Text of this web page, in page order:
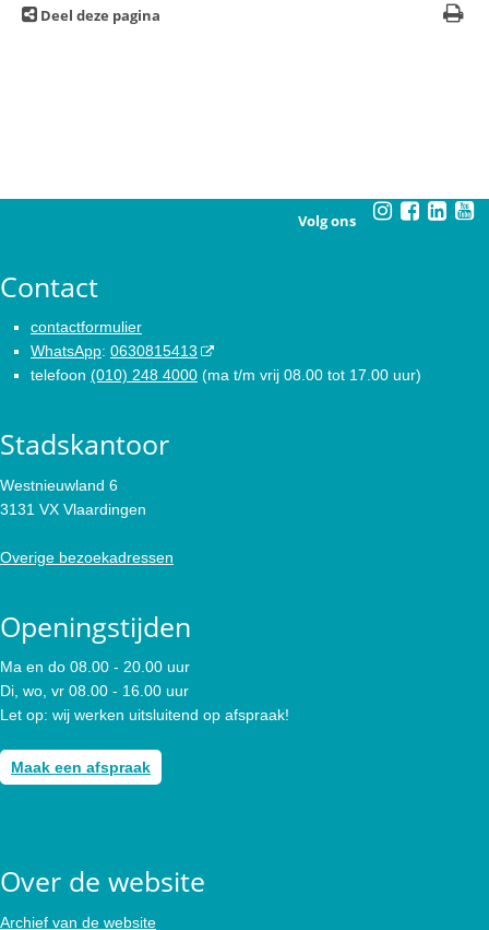
Deel deze pagina
Volg ons
Contact
contactformulier
WhatsApp: 0630815413
telefoon (010) 248 4000 (ma t/m vrij 08.00 tot 17.00 uur)
Stadskantoor
Westnieuwland 6
3131 VX Vlaardingen
Overige bezoekadressen
Openingstijden
Ma en do 08.00 - 20.00 uur
Di, wo, vr 08.00 - 16.00 uur
Let op: wij werken uitsluitend op afspraak!
Maak een afspraak
Over de website
Archief van de website